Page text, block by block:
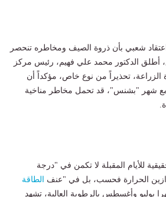
شعبي بأن ذروة الصيف ومخاطره تنحصر
الدكتور محمد علي فهيم، رئيس مركز
الزراعة، تحذيراً من نوع خاص، مؤكداً أن
مع شهر "بشنس"، قد تحمل مخاطر مناخية
للأيام المقبلة لا تكمن في "درجة
الحرارة فحسب، بل في "عنف الطاقة
يوليو وأغسطس بالرطوبة العالية، تشهد